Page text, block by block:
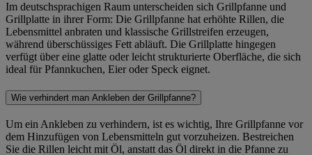
Im deutschsprachigen Raum unterscheiden sich Grillpfanne und
Grillplatte in ihrer Form: Die Grillpfanne hat erhöhte Rillen, die
Lebensmittel anbraten und klassische Grillstreifen erzeugen,
während überschüssiges Fett abläuft. Die Grillplatte hingegen
verfügt über eine glatte oder leicht strukturierte Oberfläche, die sich
ideal für Pfannkuchen, Eier oder Speck eignet.
Wie verhindert man Ankleben der Grillpfanne?
Um ein Ankleben zu verhindern, ist es wichtig, Ihre Grillpfanne vor
dem Hinzufügen von Lebensmitteln gut vorzuheizen. Bestreichen
Sie die Rillen leicht mit Öl, anstatt das Öl direkt in die Pfanne zu